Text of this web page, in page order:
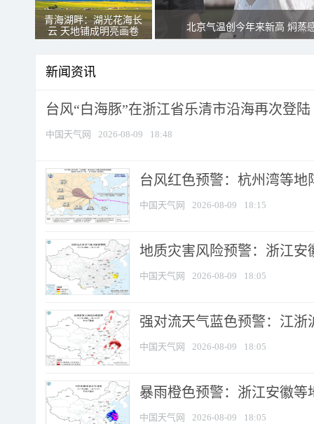
青海湖畔：湖光花海长
云 天地铺成明亮画卷
北京气温创今年来新高 焖蒸
新闻资讯
台风“白海豚”在浙江省乐清市沿海再次登陆
中国天气网 2026-08-09 18:48
台风红色预警：杭州湾等地
中国天气网 2026-08-09 18:15
地质灾害风险预警：浙江安
中国天气网 2026-08-09 18:05
强对流天气蓝色预警：江浙
中国天气网 2026-08-09 18:05
暴雨橙色预警：浙江安徽等
中国天气网 2026-08-09 18:05